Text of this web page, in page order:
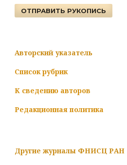
ОТПРАВИТЬ РУКОПИСЬ
Авторский указатель
Список рубрик
К сведению авторов
Редакционная политика
Другие журналы ФНИСЦ РАН